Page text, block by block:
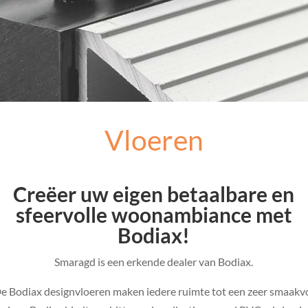
Vloeren
Creëer uw eigen betaalbare en
sfeervolle woonambiance met
Bodiax!
Smaragd is een erkende dealer van Bodiax.
Bodiax designvloeren maken iedere ruimte tot een zeer